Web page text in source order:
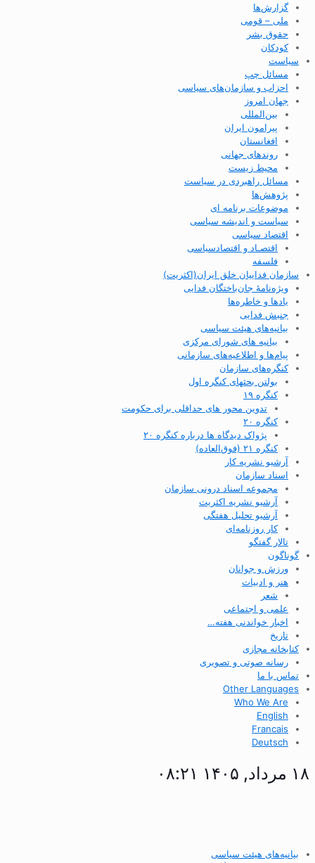
گزارش‌ها
ملی – قومی
حقوق بشر
کودکان
سیاست
مسائل چپ
احزاب و سازمان‌های سیاسی
جهان امروز
بین‌المللی
پیرامون ایران
افغانستان
روندهای جهانی
محیط زیست
مسائل راهبردی در سیاست
پژوهش‌ها
موضوعات برنامه ای
سیاست و اندیشه سیاسی
اقتصاد سیاسی
اقتصـاد و اقتصاد‌سیاسی
فلسفه
سازمان فداییان خلق ایران(اکثریت)
ویژه‌نامهٔ جان‌باختگان فدایی
یادها و خاطره‌ها
جنبش فدایی
بیانیه‌های هیئت سیاسی
بیانیه های شورای مرکزی
پیام‌ها و اطلاعیه‌های سازمانی
کنگره‌های سازمان
بولتن بحثهای کنگره اول
کنگره ۱۹
تدوین محور های حداقلی برای حکومت
کنگره ۲۰
پژواک دیدگاه ها درباره کنگره ۲۰
کنگره ۲۱ (فوق‌العاده)
آرشیو نشریه کار
اسناد سازمان
مجموعه اسناد درونی سازمان
آرشیو نشریه اکثریت
آرشیو تحلیل هفتگی
کار روزنامه‌ای
تالار گفتگو
گوناگون
ورزش و جوانان
هنر و ادبیات
شعر
علمی و اجتماعی
اخبار خواندنی هفته…
تاریخ
کتابخانه مجازی
رسانه صوتی و تصویری
تماس با ما
Other Languages
Who We Are
English
Francais
Deutsch
۱۸ مرداد, ۱۴۰۵ ۰۸:۲۱
بیانیه‌های هیئت سیاسی